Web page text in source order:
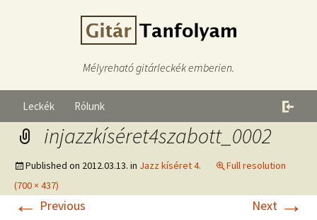
Mélyreható gitárleckék emberien.
Leckék Rólunk
injazzkíséret4szabott_0002
Published on 2012.03.13. in Jazz kíséret 4.
Full resolution
(700 × 437)
← Previous Next →